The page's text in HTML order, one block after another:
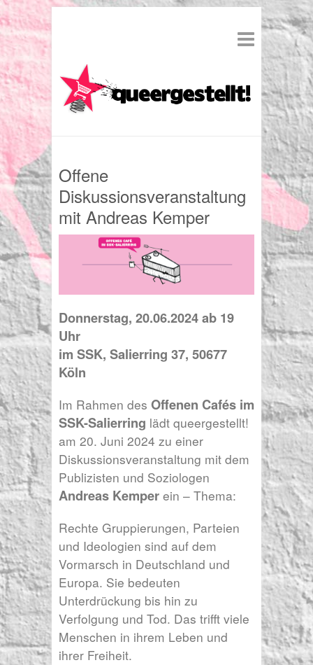
Offene
Diskussionsveranstaltung
mit Andreas Kemper
Donnerstag, 20.06.2024 ab 19
Uhr
im SSK, Salierring 37, 50677
Köln
Im Rahmen des Offenen Cafés im
SSK-Salierring lädt queergestellt!
am 20. Juni 2024 zu einer
Diskussionsveranstaltung mit dem
Publizisten und Soziologen
Andreas Kemper ein – Thema:
Rechte Gruppierungen, Parteien
und Ideologien sind auf dem
Vormarsch in Deutschland und
Europa. Sie bedeuten
Unterdrückung bis hin zu
Verfolgung und Tod. Das trifft viele
Menschen in ihrem Leben und
ihrer Freiheit.